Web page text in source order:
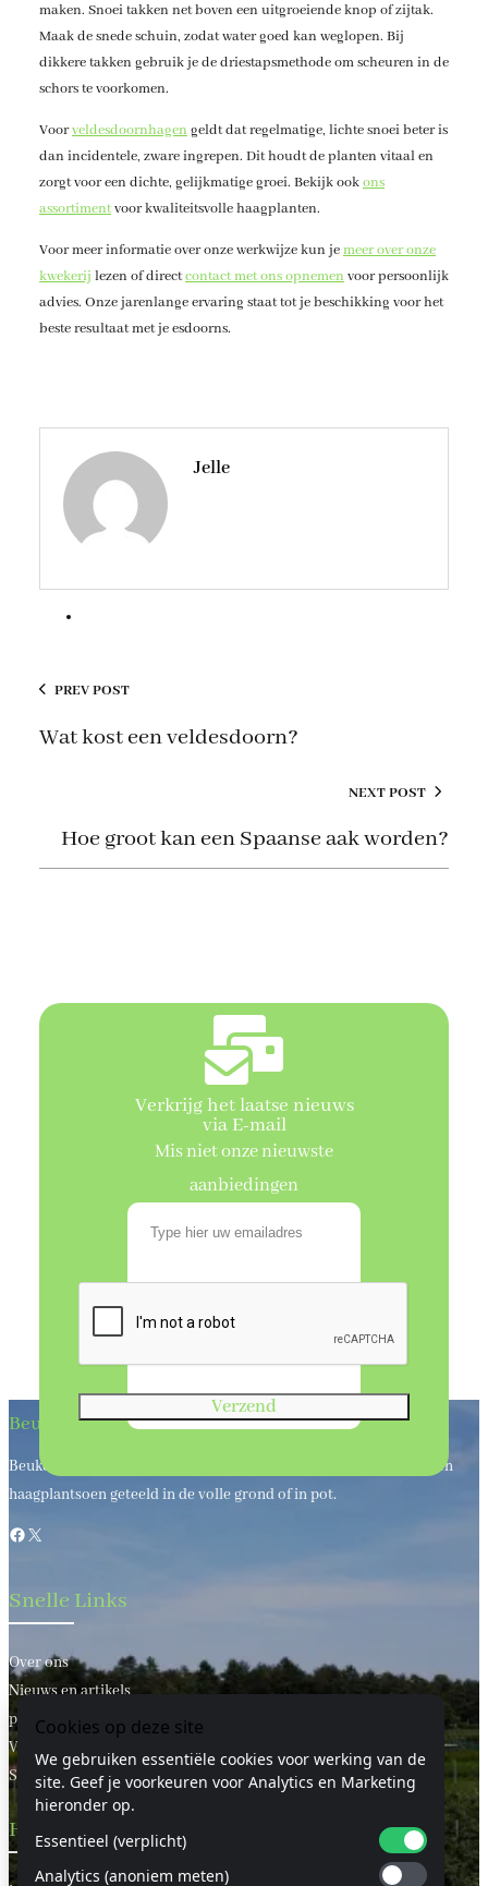
maken. Snoei takken net boven een uitgroeiende knop of zijtak.
Maak de snede schuin, zodat water goed kan weglopen. Bij
dikkere takken gebruik je de driestapsmethode om scheuren in de
schors te voorkomen.
Voorveldesdoornhagen geldt dat regelmatige, lichte snoei beter is
dan incidentele, zware ingrepen. Dit houdt de planten vitaal en
zorgt voor een dichte, gelijkmatige groei. Bekijk ookons
assortimentvoor kwaliteitsvolle haagplanten.
Voor meer informatie over onze werkwijze kun jemeer over onze
kwekerij lezen of directcontact met ons opnemen voor persoonlijk
advies. Onze jarenlange ervaring staat tot je beschikking voor het
beste resultaat met je esdoorns.
Jelle
PREV POST
Wat kost een veldesdoorn?
NEXT POST
Hoe groot kan een Spaanse aak worden?
Verkrijg het laatse nieuws
via E-mail
Mis niet onze nieuwste
aanbiedingen
Verzend
Beukenhaagkwekerij
Beukenhaagkwekerij al meer dan 50 jaar uw leverancier van bos en
haagplantsoen geteeld in de volle grond of in pot.
Facebook
X
Snelle Links
Over ons
Nieuws en artikels
privacy statement
Voorwaarden
Sitemap
Handige Links
Cookies op deze site
We gebruiken essentiële cookies voor werking van de
site. Geef je voorkeuren voor Analytics en Marketing
hieronder op.
Essentieel (verplicht)
Analytics (anoniem meten)